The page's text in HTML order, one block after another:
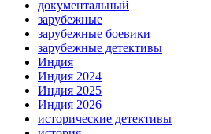
документальный
зарубежные
зарубежные боевики
зарубежные детективы
Индия
Индия 2024
Индия 2025
Индия 2026
исторические детективы